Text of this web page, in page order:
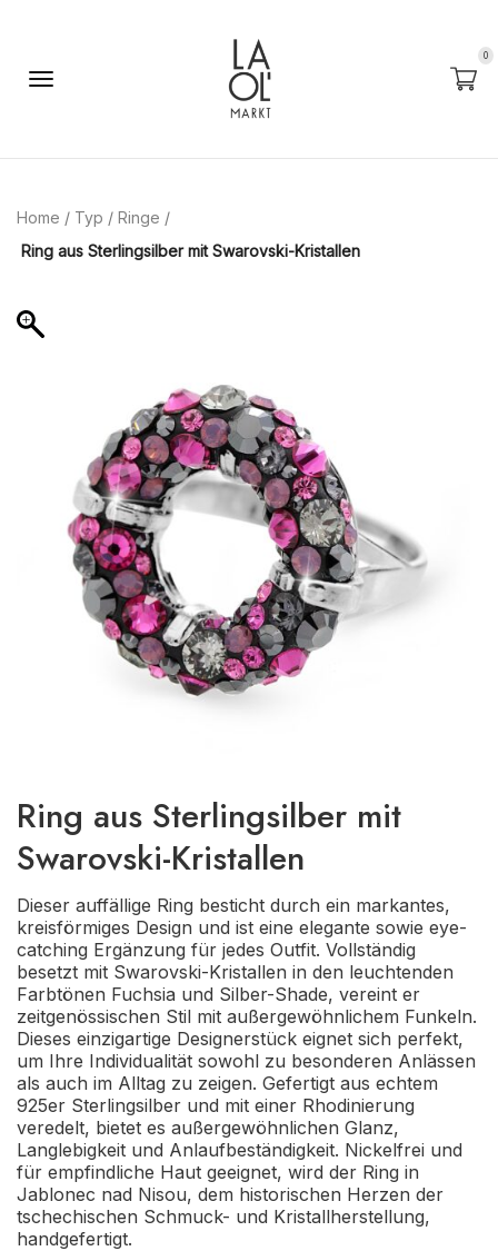
0
Home / Typ / Ringe /
Ring aus Sterlingsilber mit Swarovski-Kristallen
Ring aus Sterlingsilber mit
Swarovski-Kristallen
Dieser auffällige Ring besticht durch ein markantes,
kreisförmiges Design und ist eine elegante sowie eye-
catching Ergänzung für jedes Outfit. Vollständig
besetzt mit Swarovski-Kristallen in den leuchtenden
Farbtönen Fuchsia und Silber-Shade, vereint er
zeitgenössischen Stil mit außergewöhnlichem Funkeln.
Dieses einzigartige Designerstück eignet sich perfekt,
um Ihre Individualität sowohl zu besonderen Anlässen
als auch im Alltag zu zeigen. Gefertigt aus echtem
925er Sterlingsilber und mit einer Rhodinierung
veredelt, bietet es außergewöhnlichen Glanz,
Langlebigkeit und Anlaufbeständigkeit. Nickelfrei und
für empfindliche Haut geeignet, wird der Ring in
Jablonec nad Nisou, dem historischen Herzen der
tschechischen Schmuck- und Kristallherstellung,
handgefertigt.